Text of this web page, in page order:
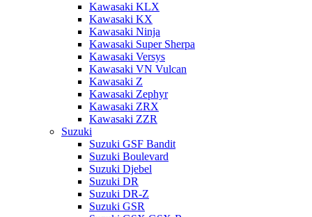
Kawasaki KLX
Kawasaki KX
Kawasaki Ninja
Kawasaki Super Sherpa
Kawasaki Versys
Kawasaki VN Vulcan
Kawasaki Z
Kawasaki Zephyr
Kawasaki ZRX
Kawasaki ZZR
Suzuki
Suzuki GSF Bandit
Suzuki Boulevard
Suzuki Djebel
Suzuki DR
Suzuki DR-Z
Suzuki GSR